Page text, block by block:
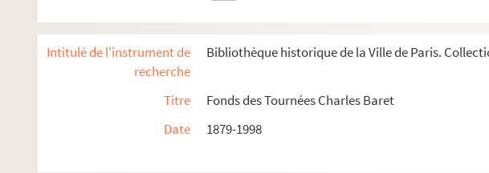
Intitulé de l'instrument de
recherche
Bibliothèque historique de la Ville de Paris.
Titre
Fonds des Tournées Charles Baret
Date
1879-1998
Gosse de riche : comédie musicale en 3 actes. 1924
La grande duchesse et le garçon d'étage. 1924
Les grenouilles : 1 acte. 1906
La griffe : pièce en 4 actes. 1906